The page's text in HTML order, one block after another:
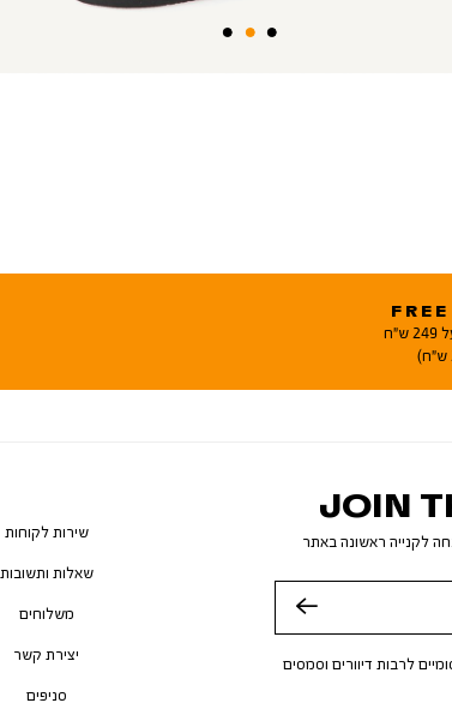
JOIN
לרבות דיוורים וסמסים
שירות לקוחות
שאלות ותשובות
משלוחים
יצירת קשר
סניפים